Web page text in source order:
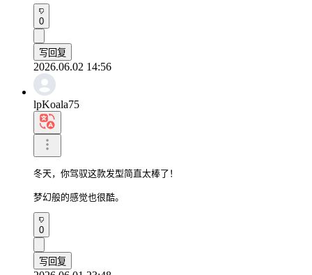
0
写回复
2026.06.02 14:56
lpKoala75
冬天，你驾驭这款发型简直太棒了！
梦幻般的感觉也很酷。
0
写回复